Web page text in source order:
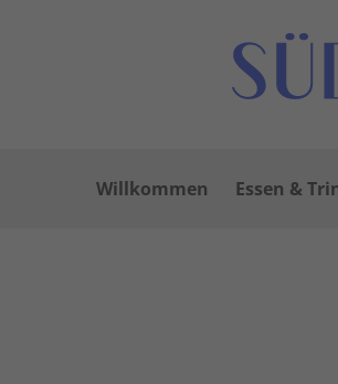
Willkommen Essen &